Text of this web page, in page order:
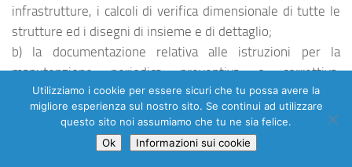
infrastrutture, i calcoli di verifica dimensionale di tutte le
strutture ed i disegni di insieme e di dettaglio;
b) la documentazione relativa alle istruzioni per la
manutenzione periodica preventiva o correttiva,
specificando in particolare per ogni organo,
apparecchiatura o dispositivo se le relative operazioni
possono essere effettuate in opera ovvero previo
smontaggio in officina.
Utilizziamo i cookie per essere sicuri che tu possa avere la
migliore esperienza sul nostro sito. Se continui ad utilizzare
questo sito noi assumiamo che tu ne sia felice.
Ok
Informazioni sui cookie